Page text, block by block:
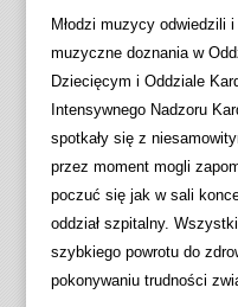
Młodzi muzycy odwiedzili
muzyczne doznania w
Dziecięcym i Oddziale
Intensywnego Nadzoru
spotkały się z
przez moment mogli
poczuć się jak w sali
oddział szpitalny.
szybkiego powrotu do
pokonywaniu trudności